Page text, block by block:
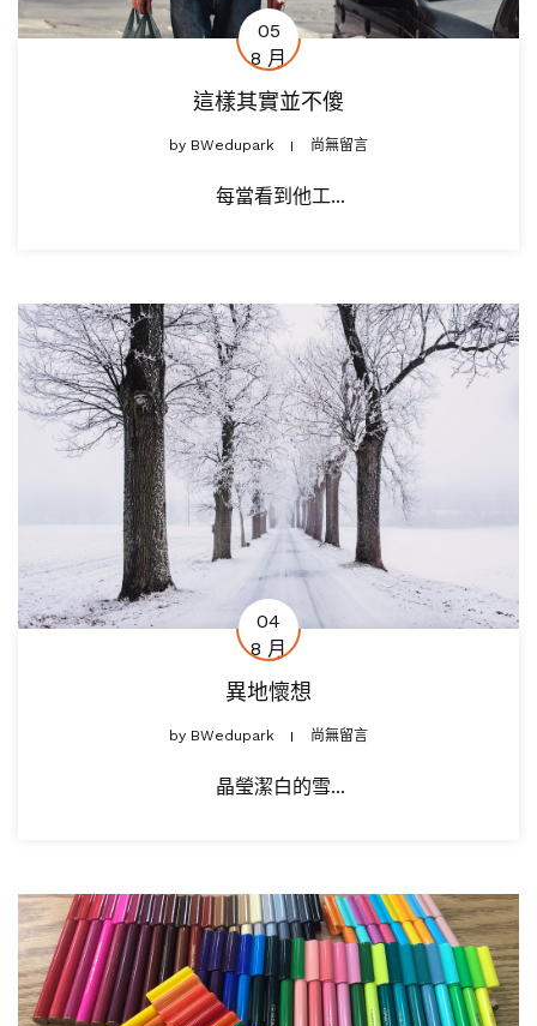
05
8 月
這樣其實並不傻
by BWedupark 尚無留言
每當看到他工...
04
8 月
異地懷想
by BWedupark 尚無留言
晶瑩潔白的雪...